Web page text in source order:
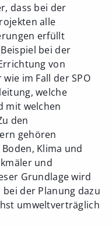
dass bei der
alle
erfüllt
bei der
von
im Fall der SPO
welche
mit welchen
den
gehören
Klima und
und
Grundlage wird
der Planung dazu
umweltverträglich